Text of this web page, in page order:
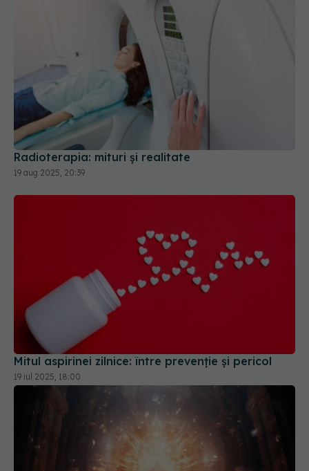
Radioterapia: mituri și realitate
19 aug 2025, 20:39
Mitul aspirinei zilnice: între prevenție și pericol
19 iul 2025, 18:00